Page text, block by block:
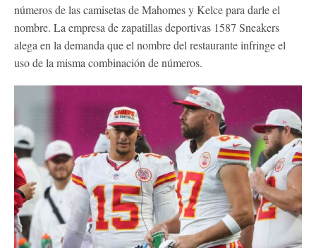
números de las camisetas de Mahomes y Kelce para darle el
nombre. La empresa de zapatillas deportivas 1587 Sneakers
alega en la demanda que el nombre del restaurante infringe el
uso de la misma combinación de números.